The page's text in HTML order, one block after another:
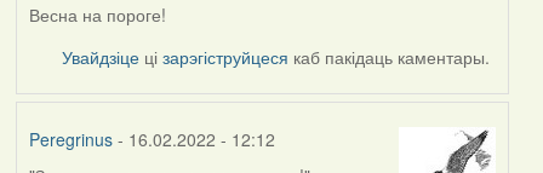
Весна на пороге!
Увайдзіце цізарэгіструйцеся каб пакідаць каментары.
Peregrinus- 16.02.2022 - 12:12